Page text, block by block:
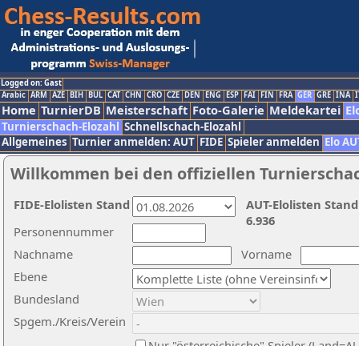
Logged on: Gast
Arabic ARM AZE BIH BUL CAT CHN CRO CZE DEN ENG ESP FAI FIN FRA GER GRE INA
Home TurnierDB Meisterschaft Foto-Galerie Meldekartei
Turnierschach-Elozahl Schnellschach-Elozahl
Allgemeines Turnier anmelden: AUT FIDE Spieler anmelden Elo
Willkommen bei den offiziellen
Nachname
Vorname
Ebene
Personennummer
Bundesland
Spgem./Kreis/Verein
AUT-Elolisten
6.936
FIDE-Elolisten Stand